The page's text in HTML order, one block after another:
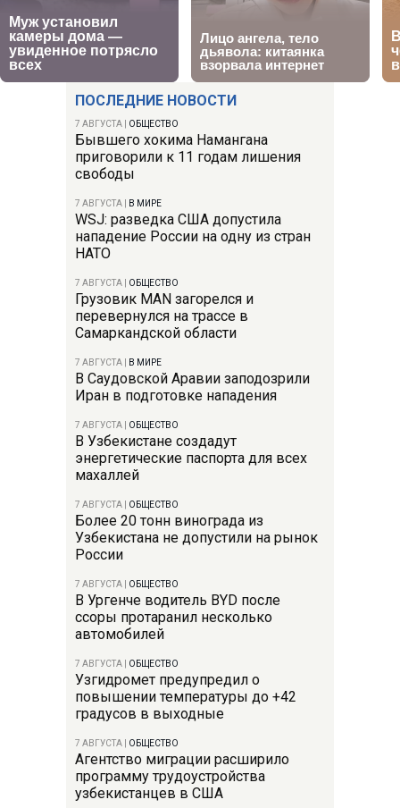
ПОСЛЕДНИЕ НОВОСТИ
7 АВГУСТА ОБЩЕСТВО
Бывшего хокима Намангана
приговорили к 11 годам лишения
свободы
7 АВГУСТА В МИРЕ
WSJ: разведка США допустила
нападение России на одну из стран
НАТО
7 АВГУСТА ОБЩЕСТВО
Грузовик MAN загорелся и
перевернулся на трассе в
Самаркандской области
7 АВГУСТА В МИРЕ
В Саудовской Аравии заподозрили
Иран в подготовке нападения
7 АВГУСТА ОБЩЕСТВО
В Узбекистане создадут
энергетические паспорта для всех
махаллей
7 АВГУСТА ОБЩЕСТВО
Более 20 тонн винограда из
Узбекистана не допустили на рынок
России
7 АВГУСТА ОБЩЕСТВО
В Ургенче водитель BYD после
ссоры протаранил несколько
автомобилей
7 АВГУСТА ОБЩЕСТВО
Узгидромет предупредил о
повышении температуры до +42
градусов в выходные
7 АВГУСТА ОБЩЕСТВО
Агентство миграции расширило
программу трудоустройства
узбекистанцев в США